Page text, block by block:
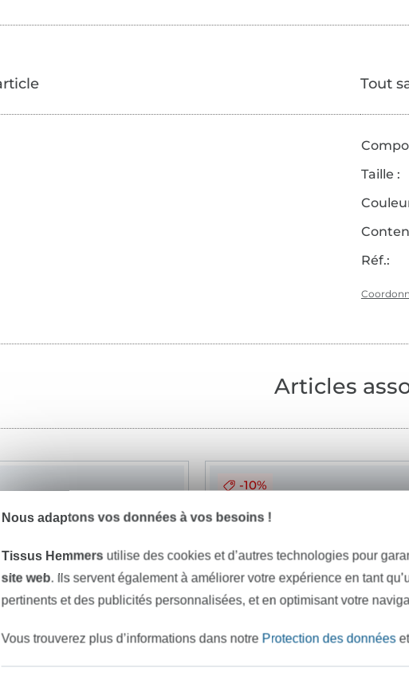
Tout
Taille :
Réf.:
Articles
-10%
Nous adaptons vos données à vos besoins !
Tissus Hemmers utilise des cookies et d’autres technologies pour
site web. Ils servent également à améliorer votre expérience en tant
pertinents et des publicités personnalisées, et en optimisant votre
Vous trouverez plus d’informations dans notre Protection des données